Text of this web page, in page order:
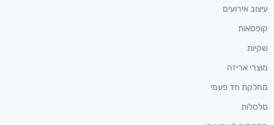
עיצוב אירועים
קופסאות
שקיות
מוצרי אריזה
מחלקת חד פעמי
סלסלות